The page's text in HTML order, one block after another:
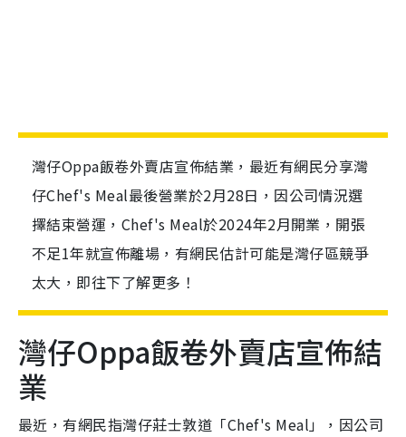
灣仔Oppa飯卷外賣店宣佈結業，最近有網民分享灣
仔Chef's Meal最後營業於2月28日，因公司情況選
擇結束營運，Chef's Meal於2024年2月開業，開張
不足1年就宣佈離場，有網民估計可能是灣仔區競爭
太大，即往下了解更多！
灣仔Oppa飯卷外賣店宣佈結
業
最近，有網民指灣仔莊士敦道「Chef's Meal」，因公司